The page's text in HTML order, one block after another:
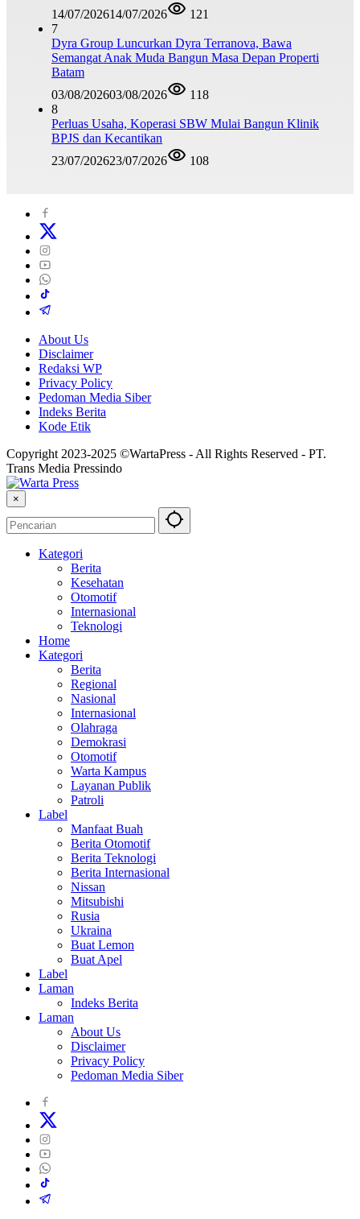
14/07/202614/07/2026
121
7
Dyra Group Luncurkan Dyra Terranova, Bawa
Semangat Anak Muda Bangun Masa Depan Properti
Batam
03/08/202603/08/2026
118
8
Perluas Usaha, Koperasi SBW Mulai Bangun Klinik
BPJS dan Kecantikan
23/07/202623/07/2026 108
About Us
Disclaimer
Redaksi WP
Privacy Policy
Pedoman Media Siber
Indeks Berita
Kode Etik
Copyright 2023-2025 ©WartaPress - All Rights Reserved - PT.
Trans Media Pressindo
×
Kategori
Berita
Kesehatan
Otomotif
Internasional
Teknologi
Home
Kategori
Berita
Regional
Nasional
Internasional
Olahraga
Demokrasi
Otomotif
Warta Kampus
Layanan Publik
Patroli
Label
Manfaat Buah
Berita Otomotif
Berita Teknologi
Berita Internasional
Nissan
Mitsubishi
Rusia
Ukraina
Buat Lemon
Buat Apel
Label
Laman
Indeks Berita
Laman
About Us
Disclaimer
Privacy Policy
Pedoman Media Siber